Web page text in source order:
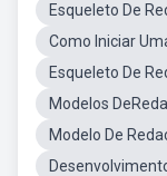
Esqueleto De
Como Iniciar
Esqueleto De
Modelos
Modelo De